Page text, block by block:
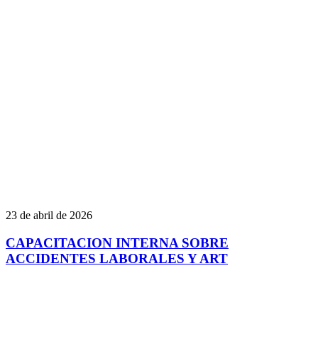
23 de abril de 2026
CAPACITACION INTERNA SOBRE
ACCIDENTES LABORALES Y ART